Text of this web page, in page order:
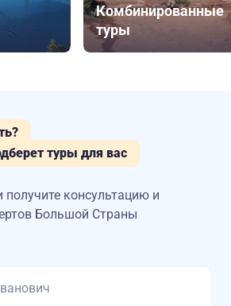
Комбинированные
туры
туры для вас
получите консультацию и
Большой Страны